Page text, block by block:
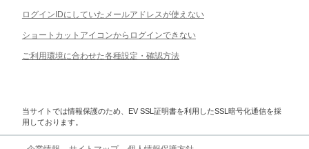
ログインIDにしていたメールアドレスが使えない
ショートカットアイコンからログインできない
ご利用環境に合わせた各種設定・確認方法
当サイトでは情報保護のため、EV SSL証明書を利用したSSL暗号化通信を採
用しております。